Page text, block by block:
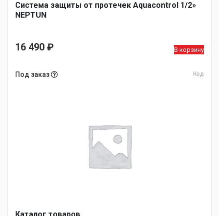
Система защиты от протечек Aquacontrol 1/2»
NEPTUN
16 490 ₽ В корзину
Под заказ Код